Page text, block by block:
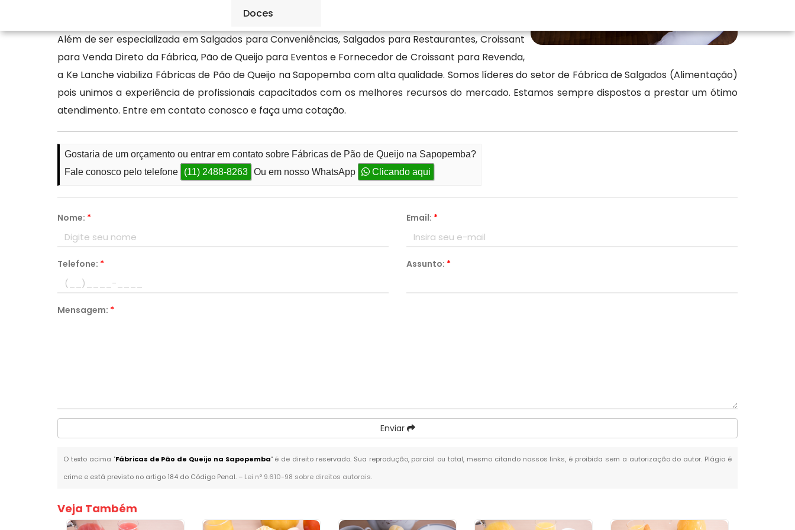
Doces
Além de ser especializada em Salgados para Conveniências, Salgados para Restaurantes, Croissant
para Venda Direto da Fábrica, Pão de Queijo para Eventos e Fornecedor de Croissant para Revenda,
a Ke Lanche viabiliza Fábricas de Pão de Queijo na Sapopemba com alta qualidade. Somos líderes do setor de Fábrica de Salgados (Alimentação)
pois unimos a experiência de profissionais capacitados com os melhores recursos do mercado. Estamos sempre dispostos a prestar um ótimo
atendimento. Entre em contato conosco e faça uma cotação.
Gostaria de um orçamento ou entrar em contato sobre Fábricas de Pão de Queijo na Sapopemba?
Fale conosco pelo telefone
(11) 2488-8263 Ou em nosso WhatsApp Clicando aqui
Nome: * Email: *
Telefone: * Assunto: *
Mensagem: *
Enviar
O texto acima "Fábricas de Pão de Queijo na Sapopemba" é de direito reservado. Sua reprodução, parcial ou total, mesmo citando nossos links, é proibida sem a autorização do autor. Plágio é
crime e está previsto no artigo 184 do Código Penal. – Lei n° 9.610-98 sobre direitos autorais.
Veja Também